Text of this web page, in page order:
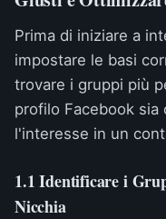
Prima di iniziare a
impostare le basi
trovare i gruppi più
profilo Facebook
l'interesse in un
1.1 Identificare i
Nicchia